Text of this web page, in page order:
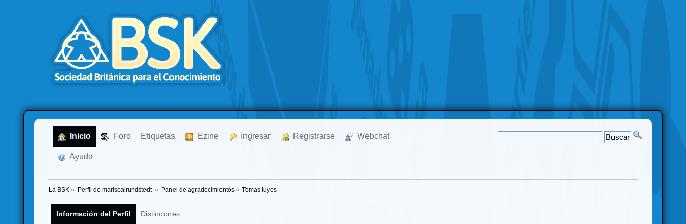
Inicio Foro Etiquetas Ezine Ingresar Registrarse Webchat
Ayuda
La BSK » Perfil de mariscalrundstedt » Panel de agradecimientos» Temas tuyos
Información del Perfil Distinciones